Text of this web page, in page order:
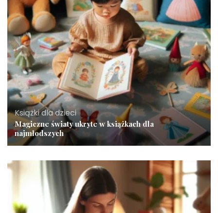
Książki dla dzieci
Magiczne światy ukryte w książkach dla
najmłodszych